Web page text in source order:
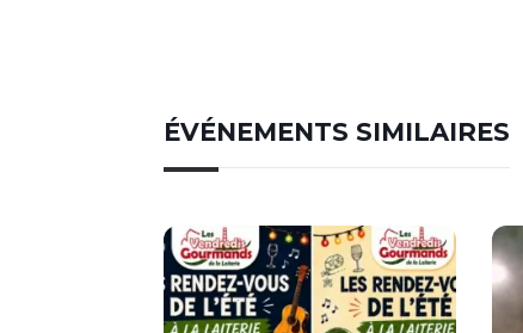
ÉVÉNEMENTS SIMILAIRES